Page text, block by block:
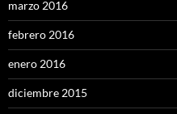
marzo 2016
febrero 2016
enero 2016
diciembre 2015